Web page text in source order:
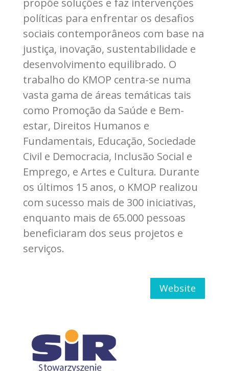
propõe soluções e faz intervenções
políticas para enfrentar os desafios
sociais contemporâneos com base na
justiça, inovação, sustentabilidade e
desenvolvimento equilibrado. O
trabalho do KMOP centra-se numa
vasta gama de áreas temáticas tais
como Promoção da Saúde e Bem-
estar, Direitos Humanos e
Fundamentais, Educação, Sociedade
Civil e Democracia, Inclusão Social e
Emprego, e Artes e Cultura. Durante
os últimos 15 anos, o KMOP realizou
com sucesso mais de 300 iniciativas,
enquanto mais de 65.000 pessoas
beneficiaram dos seus projetos e
serviços.
Website